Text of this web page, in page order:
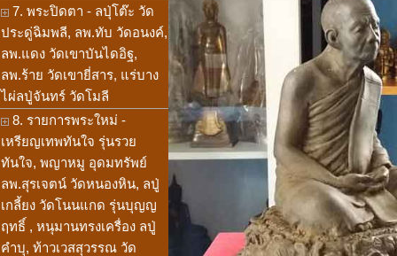
7. พระปิดตา - ลปุ่โต๊ะ วัด
ประดู่ฉิมพลี, ลพ.ทับ วัดอนงค์,
ลพ.แดง วัดเขาบันไดอิฐ,
ลพ.ร้าย วัดเขายี่สาร, แร่บาง
ไผ่ลปู่จันทร์ วัดโมลี
8. รายการพระใหม่ -
เหรียญเทพทันใจ รุ่นรวย
ทันใจ, พญาหมู อุดมทรัพย์
ลพ.สุรเจตน์ วัดหนองหิน, ลปู่
เกลี้ยง วัดโนนแกด รุ่นบุญญ
ฤทธิ์ , หนุมานทรงเครื่อง ลปู่
คำบุ, ท้าวเวสสุวรรณ วัด